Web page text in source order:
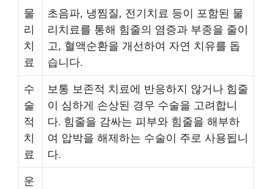
물
리
치
료
초음파, 냉찜질, 전기치료 등이 포함된 물
리치료를 통해 힘줄의 염증과 부종을 줄이
고, 혈액순환을 개선하여 자연 치유를 돕
습니다.
수
술
적
치
료
보통 보존적 치료에 반응하지 않거나 힘줄
이 심하게 손상된 경우 수술을 고려합니
다. 힘줄을 감싸는 피부와 힘줄을 해부하
여 압박을 해제하는 수술이 주로 사용됩니
다.
운